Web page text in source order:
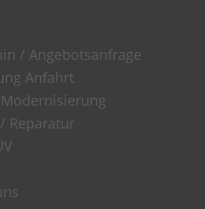
/ Angebotsanfrage
Anfahrt
Reparatur